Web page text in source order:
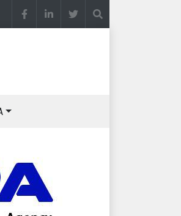
sedmice DRAGAN OSTOJIĆ: Moj karakter je